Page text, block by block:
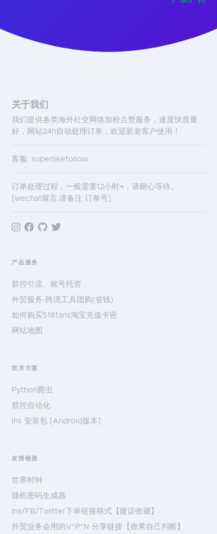
关于我们
我们提供各类海外社交网络加粉点赞服务，速度快质量
好，网站24h自动处理订单，欢迎新老客户使用！
客服: superlikefollow
订单处理过程，一般需要12小时+，请耐心等待。
[wechat留言,请备注 订单号]
产品服务
群控引流、账号托管
外贸服务-跨境工具团购(省钱)
如何购买518fans淘宝充值卡密
网站地图
技术方案
Python爬虫
群控自动化
ins 安装包 [Android版本]
友情链接
世界时钟
随机密码生成器
Ins/FB/Twitter下单链接格式【建议收藏】
外贸业务会用的V*P*N 分享链接【效果自己判断】